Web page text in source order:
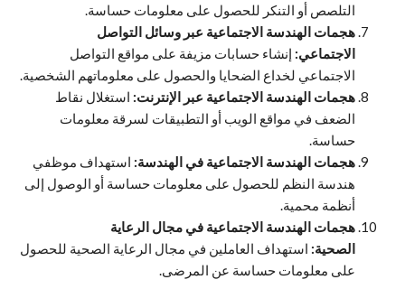
التلصص أو التنكر للحصول على معلومات حساسة.
هجمات الهندسة الاجتماعية عبر وسائل التواصل
الاجتماعي: إنشاء حسابات مزيفة على مواقع التواصل
الاجتماعي لخداع الضحايا والحصول على معلوماتهم الشخصية.
هجمات الهندسة الاجتماعية عبر الإنترنت: استغلال نقاط
الضعف في مواقع الويب أو التطبيقات لسرقة معلومات
حساسة.
هجمات الهندسة الاجتماعية في الهندسة: استهداف موظفي
هندسة النظم للحصول على معلومات حساسة أو الوصول إلى
أنظمة محمية.
هجمات الهندسة الاجتماعية في مجال الرعاية
الصحية: استهداف العاملين في مجال الرعاية الصحية للحصول
على معلومات حساسة عن المرضى.